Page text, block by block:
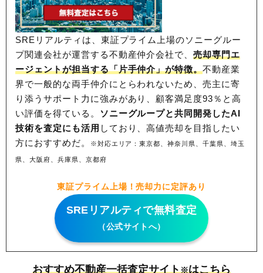
SREリアルティは、東証プライム上場のソニーグルー
プ関連会社が運営する不動産仲介会社で、売却専門エ
ージェントが担当する「片手仲介」が特徴。不動産業
界で一般的な両手仲介にとらわれないため、売主に寄
り添うサポート力に強みがあり、顧客満足度93％と高
い評価を得ている。 ソニーグループと共同開発したAI
技術を査定にも活用 しており、高値売却を目指したい
方におすすめだ。
※対応エリア：東京都、神奈川県、千葉県、埼玉
県、大阪府、兵庫県、京都府
東証プライム上場！売却力に定評あり
SREリアルティで無料査定
（公式サイトへ）
おすすめ不動産一括査定サイト※はこちら